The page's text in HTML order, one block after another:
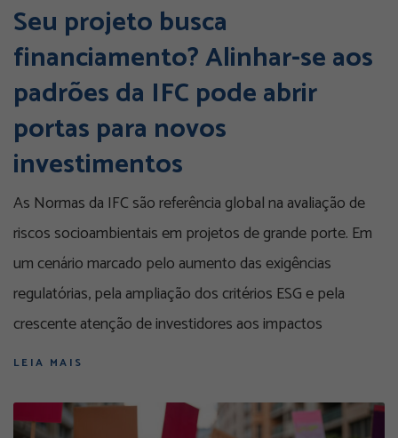
Seu projeto busca
financiamento? Alinhar-se aos
padrões da IFC pode abrir
portas para novos
investimentos
As Normas da IFC são referência global na avaliação de
riscos socioambientais em projetos de grande porte. Em
um cenário marcado pelo aumento das exigências
regulatórias, pela ampliação dos critérios ESG e pela
crescente atenção de investidores aos impactos
LEIA MAIS